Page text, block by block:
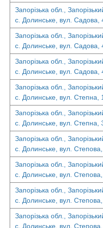
Запорізька обл.,
с. Долинське, вул. Садова,
Запорізька обл.,
с. Долинське, вул. Садова,
Запорізька обл.,
с. Долинське, вул. Садова,
Запорізька обл.,
с. Долинське, вул. Степна, 1
Запорізька обл.,
с. Долинське, вул. Степна,
Запорізька обл.,
с. Долинське, вул. Степова,
Запорізька обл.,
с. Долинське, вул.
Запорізька обл.,
с. Долинське, вул.
Запорізька обл.,
с. Долинське, вул.